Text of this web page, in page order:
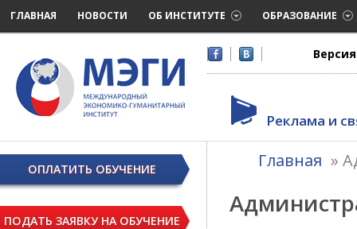
Реклама и
ГЛАВНАЯ НОВОСТИ ОБ ИНСТИТУТЕ ОБРАЗОВАНИЕ
ОПЛАТИТЬ ОБУЧЕНИЕ
ПОДАТЬ ЗАЯВКУ НА ОБУЧЕНИЕ
Главная »